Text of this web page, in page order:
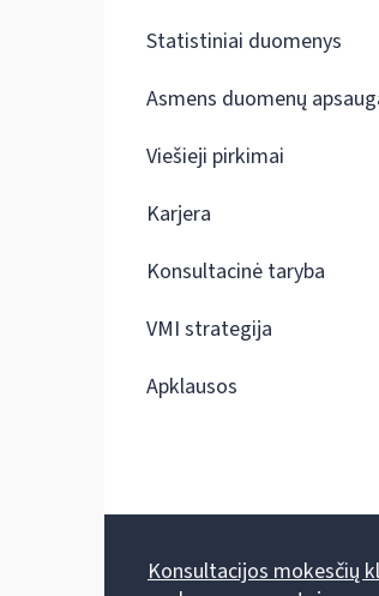
Statistiniai duomenys
Asmens duomenų
Viešieji pirkimai
Karjera
Konsultacinė taryba
VMI strategija
Apklausos
Konsultacijos mokesčių